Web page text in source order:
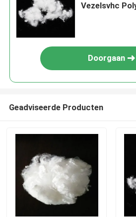
Vezelsvhc
Doorgaan
Geadviseerde Producten